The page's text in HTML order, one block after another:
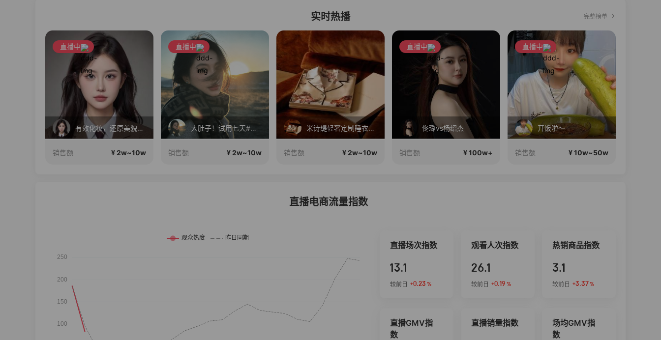
实时热播 完整榜单
直播中
有效化妆，还原美貌，公主请进
销售额 ¥ 2w~10w
直播中
大肚子！试用七天#宝妈，上班族腰带
销售额 ¥ 2w~10w
米诗缇轻奢定制睡衣家居服正在直播
销售额 ¥ 2w~10w
直播中
佟璐vs杨绍杰
销售额 ¥ 100w+
直播中
开饭啦～
销售额 ¥ 10w~50w
直播电商流量指数
直播场次指数
13.1
较前日 +0.23 %
观看人次指数
26.1
较前日 +0.19 %
热销商品指数
3.1
较前日 +3.37%
直播GMV指
数
直播销量指数
场均GMV指
数